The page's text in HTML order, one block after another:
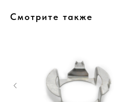
Смотрите также